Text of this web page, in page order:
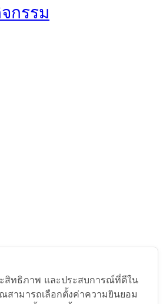
กรรม
ะสิทธิภาพ และประสบการณ์ที่ดีใน
สามารถเลือกตั้งค่าความยินยอม